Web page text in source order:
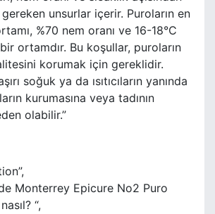
unsurlar içerir. Puroların en
%70 nem oranı ve 16-18°C
ortamdır. Bu koşullar, puroların
korumak için gereklidir.
soğuk ya da ısıtıcıların yanında
kurumasına veya tadının
olabilir.”
Monterrey Epicure No2 Puro
“,